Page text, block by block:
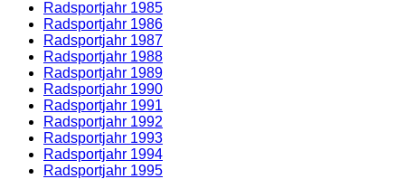
Radsportjahr 1985
Radsportjahr 1986
Radsportjahr 1987
Radsportjahr 1988
Radsportjahr 1989
Radsportjahr 1990
Radsportjahr 1991
Radsportjahr 1992
Radsportjahr 1993
Radsportjahr 1994
Radsportjahr 1995